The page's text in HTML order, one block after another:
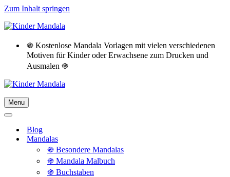
Zum Inhalt springen
֍ Kostenlose Mandala Vorlagen mit vielen verschiedenen
Motiven für Kinder oder Erwachsene zum Drucken und
Ausmalen ֍
Menu
Navigationsmenü
Navigationsmenü
Blog
Mandalas
֍ Besondere Mandalas
֍ Mandala Malbuch
֍ Buchstaben